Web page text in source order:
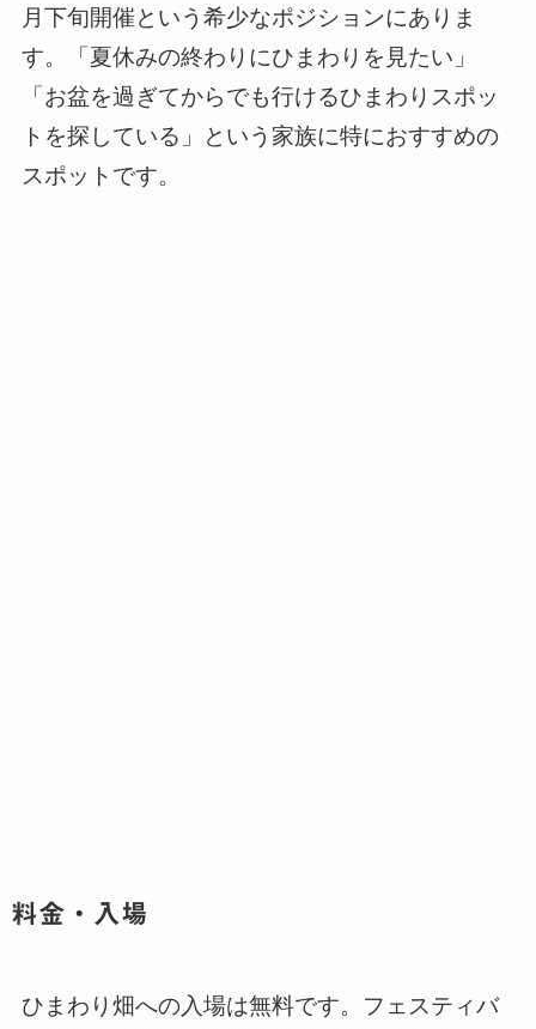
月下旬開催という希少なポジションにありま
す。「夏休みの終わりにひまわりを見たい」
「お盆を過ぎてからでも行けるひまわりスポッ
トを探している」という家族に特におすすめの
スポットです。
料金・入場
ひまわり畑への入場は無料です。フェスティバ